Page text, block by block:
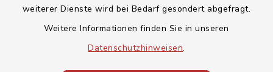
weiterer Dienste wird bei Bedarf gesondert abgefragt.
Weitere Informationen finden Sie in unseren
Datenschutzhinweisen.
Impressum
Sitemap
Cookie-Einstellungen